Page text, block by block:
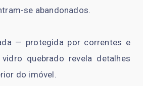
se abandonados.
— protegida por correntes e
quebrado revela detalhes
do imóvel.